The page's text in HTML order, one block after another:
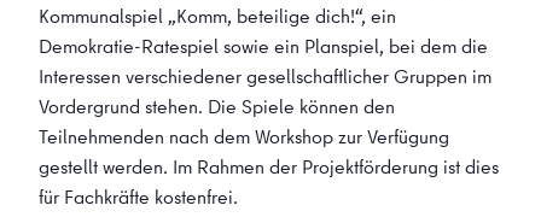
Kommunalspiel „Komm, beteilige dich!“, ein
Demokratie-Ratespiel sowie ein Planspiel, bei dem die
Interessen verschiedener gesellschaftlicher Gruppen im
Vordergrund stehen. Die Spiele können den
Teilnehmenden nach dem Workshop zur Verfügung
gestellt werden. Im Rahmen der Projektförderung ist dies
für Fachkräfte kostenfrei.